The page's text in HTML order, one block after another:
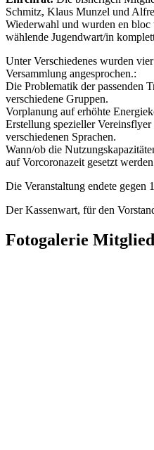
Schmitz, Klaus Munzel und
Wiederwahl und wurden en
wählende Jugendwart/in
Unter Verschiedenes wurden
Versammlung angesprochen.:
Die Problematik der passenden
verschiedene Gruppen.
Vorplanung auf erhöhte
Erstellung spezieller
verschiedenen Sprachen.
Wann/ob die
auf Vorcoronazeit gesetzt
Die Veranstaltung endete gegen
Der Kassenwart, für den
Fotogalerie